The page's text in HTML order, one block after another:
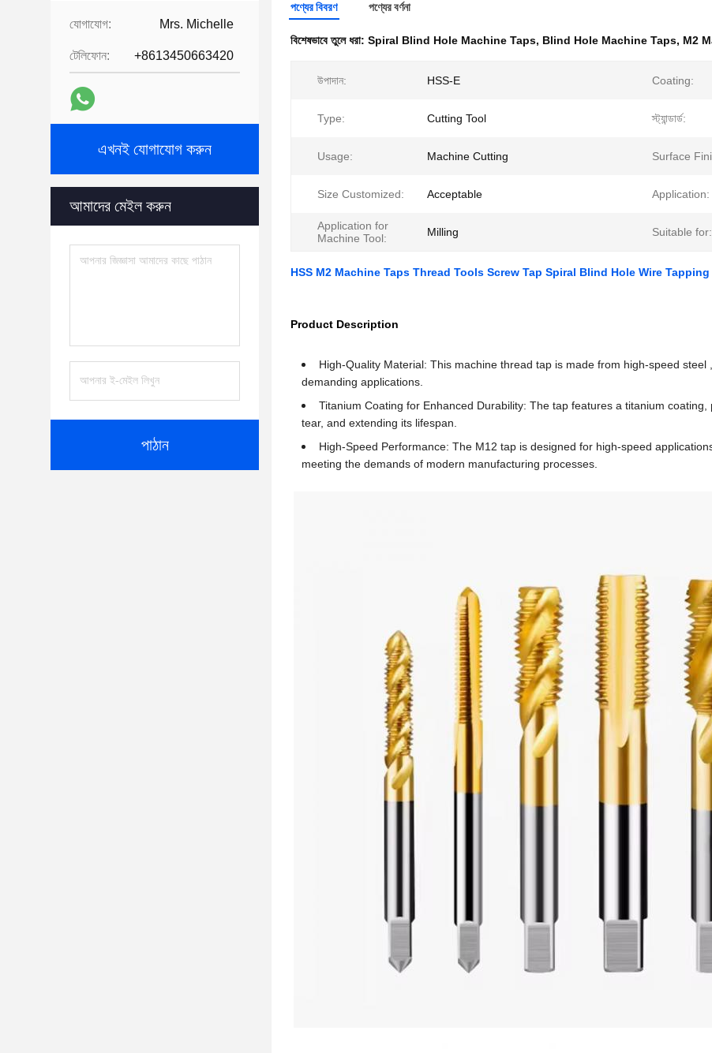
যোগাযোগ: Mrs. Michelle
টেলিফোন: +8613450663420
এখনই যোগাযোগ করুন
আমাদের মেইল করুন
পাঠান
পণ্যের বিবরণ পণ্যের বর্ণনা
বিশেষভাবে তুলে ধরা: Spiral Blind Hole Machine Taps, Blind Hole Machine Taps, M2
উপাদান: HSS-E Coating:
Type: Cutting Tool স্ট্যান্ডার্ড:
Usage: Machine Cutting Surface
Size Customized: Acceptable Application:
Application for
Machine Tool:
Milling Suitable for:
HSS M2 Machine Taps Thread Tools Screw Tap Spiral Blind Hole Wire
Product Description
High-Quality Material: This machine thread tap is made from high-speed
demanding applications.
Titanium Coating for Enhanced Durability: The tap features a titanium
tear, and extending its lifespan.
High-Speed Performance: The M12 tap is designed for high-speed
meeting the demands of modern manufacturing processes.